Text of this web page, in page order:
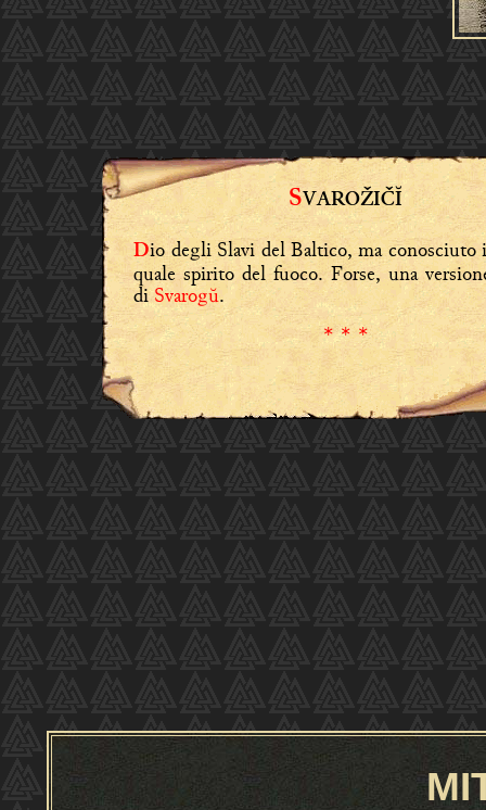
SVAROŽIČĬ
Dio degli Slavi del Baltico, ma conosciuto
quale spirito del fuoco. Forse, una
diSvarogŭ.
* * *